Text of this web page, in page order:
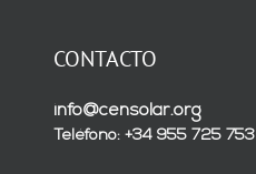
CONTACTO
info@censolar.org
Teléfono: +34 955 725 753